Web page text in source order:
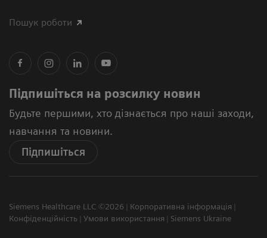
Пошук роботи
Підпишіться на розсилку новин
Будьте першими, хто дізнається про наші заходи,
навчання та новини.
Підпишіться
Siemens Healthcare LLC ©2026
Корпоративна інформація
Конфіденційність
Умови використання Siemens Ukraine